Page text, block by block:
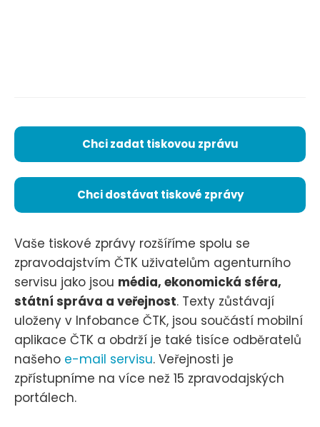
Chci zadat tiskovou zprávu
Chci dostávat tiskové zprávy
Vaše tiskové zprávy rozšíříme spolu se
zpravodajstvím ČTK uživatelům agenturního
servisu jako jsou média, ekonomická sféra,
státní správa a veřejnost. Texty zůstávají
uloženy v Infobance ČTK, jsou součástí mobilní
aplikace ČTK a obdrží je také tisíce odběratelů
našeho e-mail servisu. Veřejnosti je
zpřístupníme na více než 15 zpravodajských
portálech.